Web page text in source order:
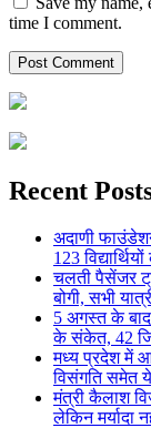
time I comment.
Recent
अदाणी
123
चलती पैसेंजर
बोगी, सभी
5 अगस्त के
के संकेत, 42
मध्य प्रदेश में
विसंगति समेत
मंत्री कैलाश
लेकिन मर्यादा